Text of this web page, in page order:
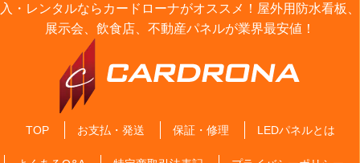
入・レンタルならカードローナがオススメ！屋外用防水看板、
展示会、飲食店、不動産パネルが業界最安値！
TOP お支払・発送 保証・修理 LEDパネルとは